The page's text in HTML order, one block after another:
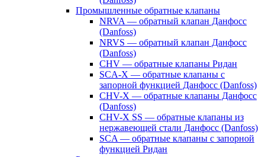
Промышленные обратные клапаны
NRVA — обратный клапан Данфосс
(Danfoss)
NRVS — обратный клапан Данфосс
(Danfoss)
CHV — обратные клапаны Ридан
SCA-X — обратные клапаны с
запорной функцией Данфосс (Danfoss)
CHV-X — обратные клапаны Данфосс
(Danfoss)
CHV-X SS — обратные клапаны из
нержавеющей стали Данфосс (Danfoss)
SCA — обратные клапаны с запорной
функцией Ридан